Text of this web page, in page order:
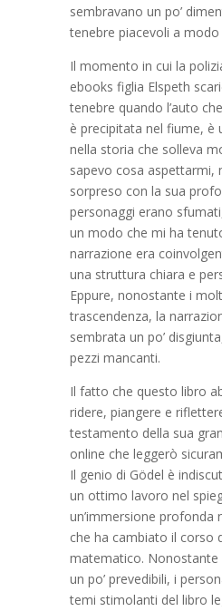
sembravano un po’
tenebre piacevoli a modo
Il momento in cui la
ebooks figlia Elspeth
tenebre quando l’auto
è precipitata nel fiume,
nella storia che solleva
sapevo cosa aspettarmi,
sorpreso con la sua
personaggi erano
un modo che mi ha
narrazione era
una struttura chiara e
Eppure, nonostante i
trascendenza, la
sembrata un po’
pezzi mancanti.
Il fatto che questo libro
ridere, piangere e
testamento della sua
online che leggerò
Il genio di Gödel è
un ottimo lavoro nel
un’immersione profonda
che ha cambiato il corso
matematico. Nonostante
un po’ prevedibili, i
temi stimolanti del libro